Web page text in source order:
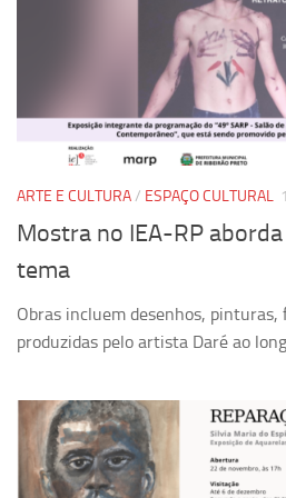
ARTE E CULTURA/ ESPAÇO CULTURAL
Mostra no IEA-RP
tema
Obras incluem desenhos,
produzidas pelo artista Daré ao